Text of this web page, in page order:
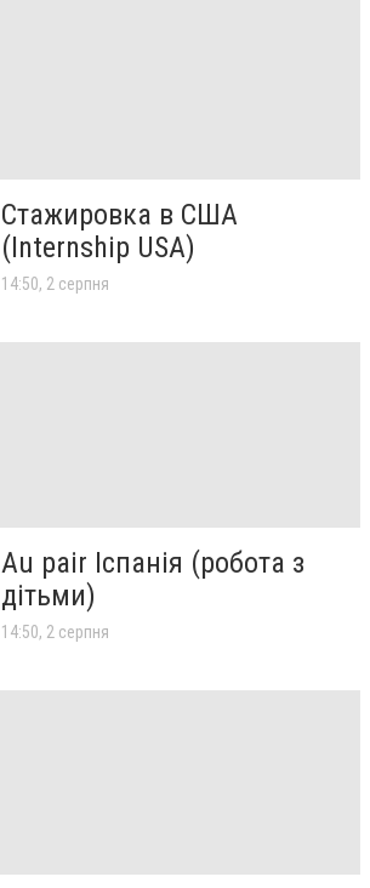
Стажировка в США
(Internship USA)
14:50, 2 серпня
Au pair Іспанія (робота з
дітьми)
14:50, 2 серпня